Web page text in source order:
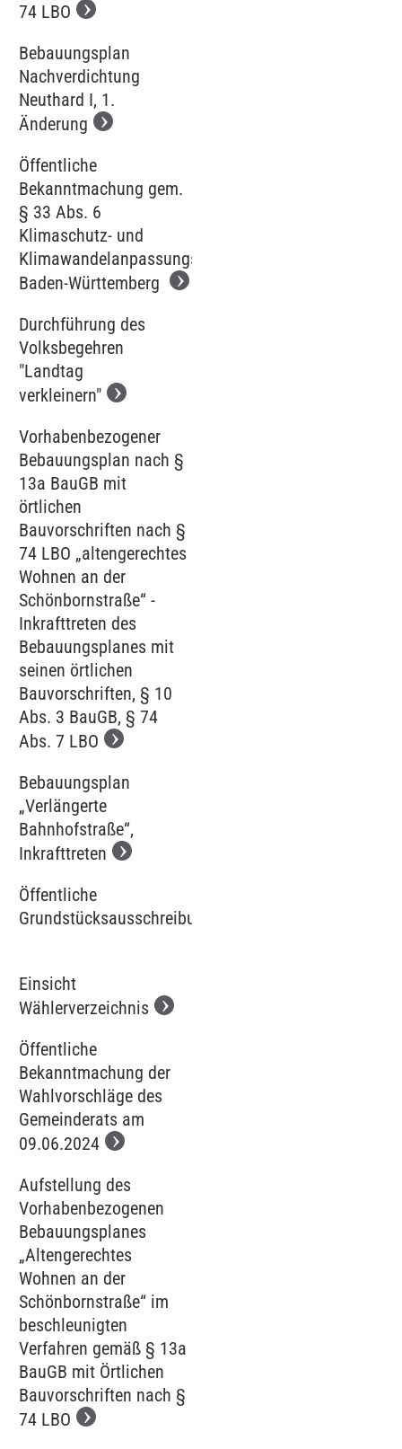
74 LBO
Bebauungsplan
Nachverdichtung
Neuthard I, 1.
Änderung
Öffentliche
Bekanntmachung gem.
§ 33 Abs. 6
Klimaschutz- und
Klimawandelanpassungsgesetz
Baden-Württemberg
Durchführung des
Volksbegehren
"Landtag
verkleinern"
Vorhabenbezogener
Bebauungsplan nach §
13a BauGB mit
örtlichen
Bauvorschriften nach §
74 LBO „altengerechtes
Wohnen an der
Schönbornstraße“ -
Inkrafttreten des
Bebauungsplanes mit
seinen örtlichen
Bauvorschriften, § 10
Abs. 3 BauGB, § 74
Abs. 7 LBO
Bebauungsplan
„Verlängerte
Bahnhofstraße“,
Inkrafttreten
Öffentliche
Grundstücksausschreibung
Einsicht
Wählerverzeichnis
Öffentliche
Bekanntmachung der
Wahlvorschläge des
Gemeinderats am
09.06.2024
Aufstellung des
Vorhabenbezogenen
Bebauungsplanes
„Altengerechtes
Wohnen an der
Schönbornstraße“ im
beschleunigten
Verfahren gemäß § 13a
BauGB mit Örtlichen
Bauvorschriften nach §
74 LBO